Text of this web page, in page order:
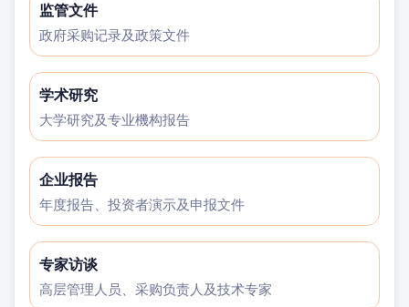
监管文件
政府采购记录及政策文件
学术研究
大学研究及专业機构报告
企业报告
年度报告、投资者演示及申报文件
专家访谈
高层管理人员、采购负责人及技术专家